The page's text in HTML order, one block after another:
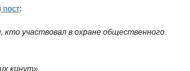
пост:
участвовал в охране общественного
кинут».